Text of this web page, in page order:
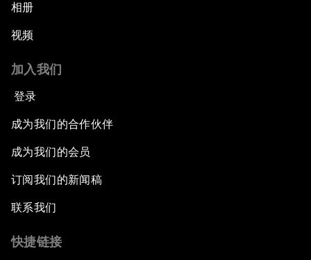
相册
视频
加入我们
登录
成为我们的合作伙伴
成为我们的会员
订阅我们的新闻稿
联系我们
快捷链接